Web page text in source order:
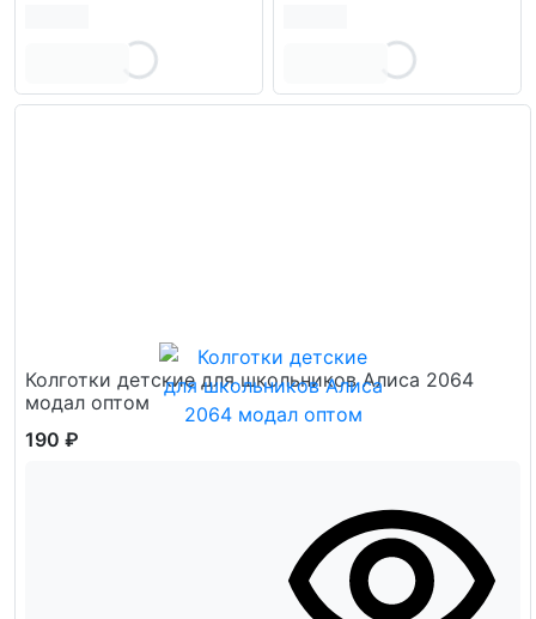
Колготки детские для школьников Алиса 2064
модал оптом
190 ₽